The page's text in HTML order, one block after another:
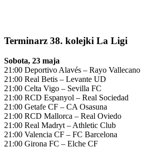
Terminarz 38. kolejki La Ligi
Sobota, 23 maja
21:00 Deportivo Alavés – Rayo Vallecano
21:00 Real Betis – Levante UD
21:00 Celta Vigo – Sevilla FC
21:00 RCD Espanyol – Real Sociedad
21:00 Getafe CF – CA Osasuna
21:00 RCD Mallorca – Real Oviedo
21:00 Real Madryt – Athletic Club
21:00 Valencia CF – FC Barcelona
21:00 Girona FC – Elche CF